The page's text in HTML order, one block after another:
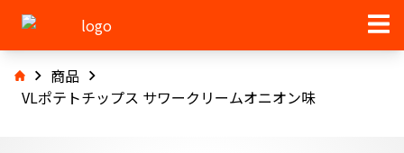
商品
VLポテトチップス サワークリームオニオン味